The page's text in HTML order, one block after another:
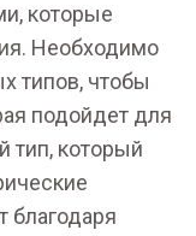
которые
Необходимо
типов, чтобы
подойдет для
который
благодаря